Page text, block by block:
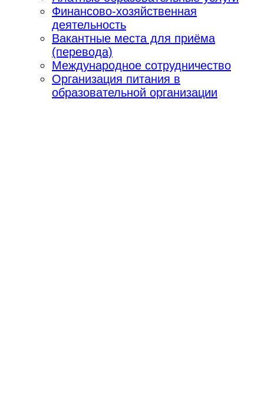
Финансово-хозяйственная
деятельность
Вакантные места для приёма
(перевода)
Международное сотрудничество
Организация питания в
образовательной организации